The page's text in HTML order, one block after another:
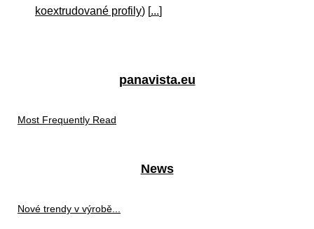
koextrudované profily) [...]
panavista.eu
Most Frequently Read
News
Nové trendy v výrobě...